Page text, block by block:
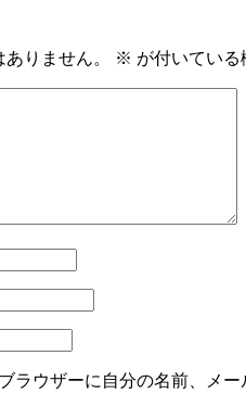
りません。 ※ が付いている
ラウザーに自分の名前、メー